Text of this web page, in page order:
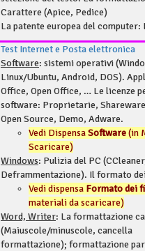
Carattere (Apice, Pedice)
La patente europea del computer:
Test Internet e Posta elettronica
Software: sistemi operativi
Linux/Ubuntu, Android, DOS).
Office, Open Office, … Le licenze
software: Proprietarie,
Open Source, Demo, Adware.
Vedi DispensaSoftware(in
Scaricare)
Windows: Pulizia del PC
Deframmentazione). Il formato
Vedi dispensa Formato dei
materiali da scaricare)
Word, Writer: La formattazione
(Maiuscole/minuscole, cancella
formattazione); formattazione